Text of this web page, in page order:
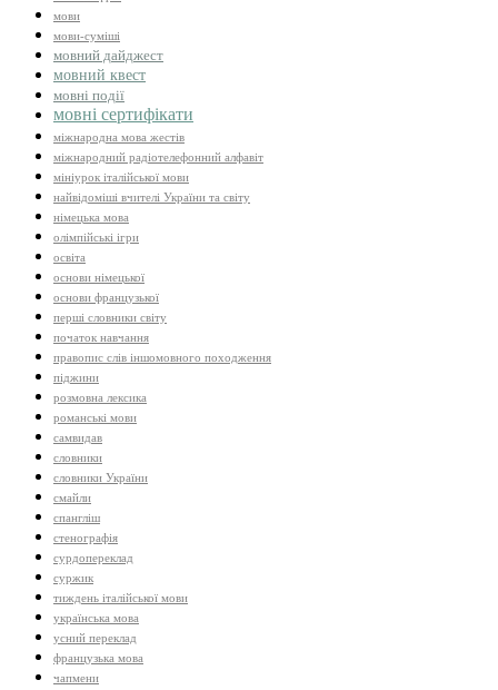
мови
мови-суміші
мовний дайджест
мовний квест
мовні події
мовні сертифікати
міжнародна мова жестів
міжнародний радіотелефонний алфавіт
мініурок італійської мови
найвідоміші вчителі України та світу
німецька мова
олімпійські ігри
освіта
основи німецької
основи французької
перші словники світу
початок навчання
правопис слів іншомовного походження
піджини
розмовна лексика
романські мови
самвидав
словники
словники України
смайли
спангліш
стенографія
сурдопереклад
суржик
тиждень італійської мови
українська мова
усний переклад
французька мова
чапмени